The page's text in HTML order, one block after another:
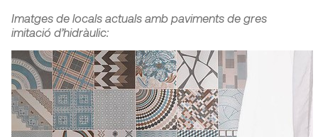
Imatges de locals actuals amb paviments de gres
imitació d’hidràulic: